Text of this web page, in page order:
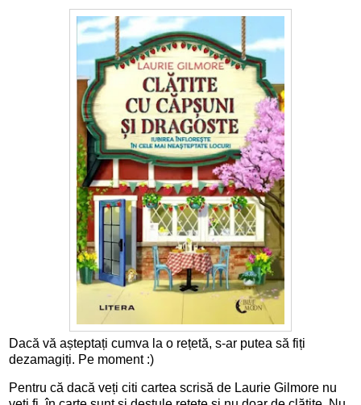
Dacă vă așteptați cumva la o rețetă, s-ar putea să fiți
dezamagiți. Pe moment :)
Pentru că dacă veți citi cartea scrisă de Laurie Gilmore nu